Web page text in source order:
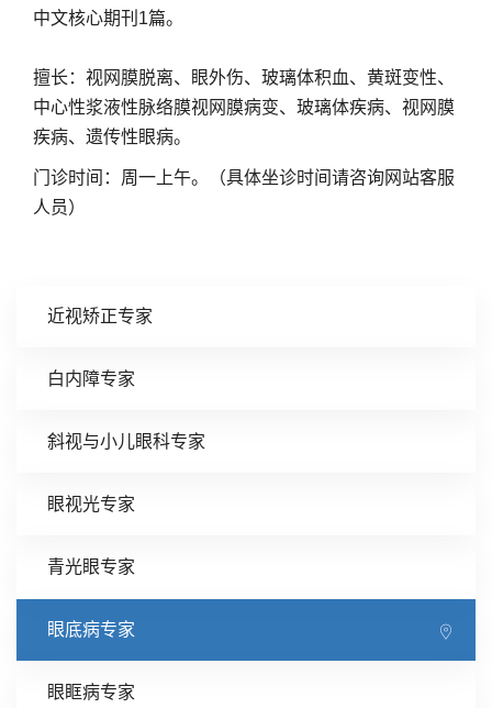
近视矫正专家
白内障专家
斜视与小儿眼科专家
眼视光专家
青光眼专家
眼底病专家
眼眶病专家
中文核心期刊1篇。
擅长：视网膜脱离、眼外伤、玻璃体积血、黄斑变性、
中心性浆液性脉络膜视网膜病变、玻璃体疾病、视网膜
疾病、遗传性眼病。
门诊时间：周一上午。（具体坐诊时间请咨询网站客服
人员）